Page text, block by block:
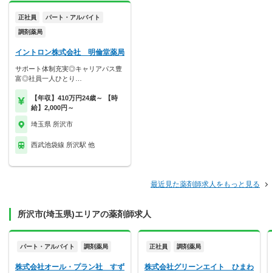
正社員 パート・アルバイト
調剤薬局
イントロン株式会社 明倫堂薬局
サポート体制充実◎キャリアパス豊
富◎社員一人ひとり…
【年収】410万円24歳～ 【時
給】2,000円～
埼玉県 所沢市
西武池袋線 所沢駅 他
最近見た薬剤師求人をもっと見る
所沢市(埼玉県)エリアの薬剤師求人
パート・アルバイト 調剤薬局
株式会社オール・プラン社 すず
正社員 調剤薬局
株式会社グリーンエイト ひまわ